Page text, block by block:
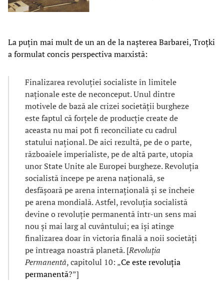
La puțin mai mult de un an de la nașterea Barbarei, Troțki
a formulat concis perspectiva marxistă:
Finalizarea revoluției socialiste în limitele
naționale este de neconceput. Unul dintre
motivele de bază ale crizei societății burgheze
este faptul că forțele de producție create de
aceasta nu mai pot fi reconciliate cu cadrul
statului național. De aici rezultă, pe de o parte,
războaiele imperialiste, pe de altă parte, utopia
unor State Unite ale Europei burgheze. Revoluția
socialistă începe pe arena națională, se
desfășoară pe arena internațională și se încheie
pe arena mondială. Astfel, revoluția socialistă
devine o revoluție permanentă într-un sens mai
nou și mai larg al cuvântului; ea își atinge
finalizarea doar în victoria finală a noii societăți
pe întreaga noastră planetă. [Revoluția
Permanentă, capitolul 10: „Ce este revoluția
permanentă?”]